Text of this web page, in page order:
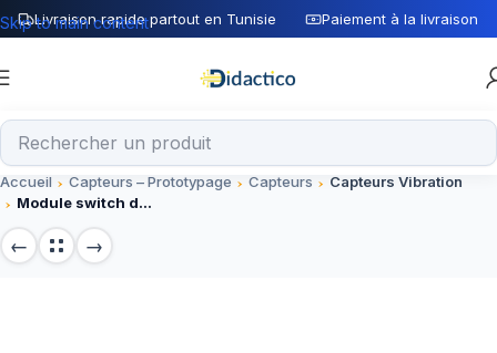
Livraison rapide partout en Tunisie Paiement à la livraison
Skip to main content
Accueil Capteurs – Prototypage Capteurs
Capteurs Vibration
Module switch de vibration